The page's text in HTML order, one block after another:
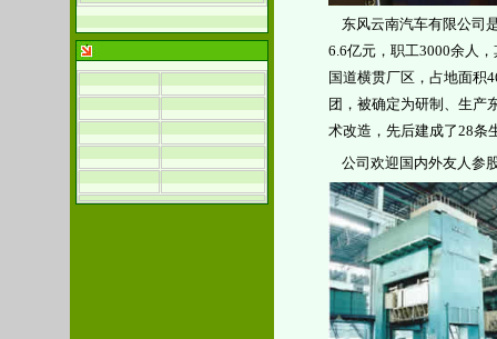
东风云南汽车有限公司
6.6亿元，职工3000余人，
国道横贯厂区，占地面积
团，被确定为研制、生产
术改造，先后建成了28条
公司欢迎国内外友人参